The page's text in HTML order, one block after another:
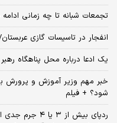
تجمعات شبانه تا چه زمانی ادامه
انفجار در تاسیسات گازی
یک ادعا درباره محل پناهگاه‌
خبر مهم وزیر آموزش و
شود؟ + فیلم
ردپای بیش از